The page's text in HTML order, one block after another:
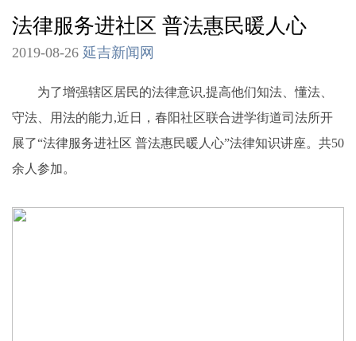
法律服务进社区 普法惠民暖人心
2019-08-26 延吉新闻网
为了增强辖区居民的法律意识,提高他们知法、懂法、
守法、用法的能力,近日，春阳社区联合进学街道司法所开
展了“法律服务进社区 普法惠民暖人心”法律知识讲座。共50
余人参加。